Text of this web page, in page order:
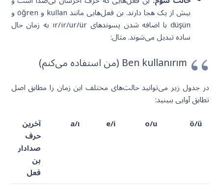
بیش از یک هجا دارند. بن فعل‌هایی مانند kullan و öğren و
düşün با اضافه شدن پسوندهای ır/ir/ur/ür به زمان حال
ساده تبدیل می‌شوند. مثال:
Ben kullanırım (من استفاده می‌کنم)
در جدول زیر می‌توانید حالت‌های مختلف این زمان را مطابق اصل
تطابق آوایی ببینید:
ö/ü
o/u
e/i
a/ı آخرین
حرف
صدادار
بن
فعل